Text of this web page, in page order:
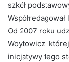
szkół
Od 2007 roku
Woytowicz,
inicjatywy tego